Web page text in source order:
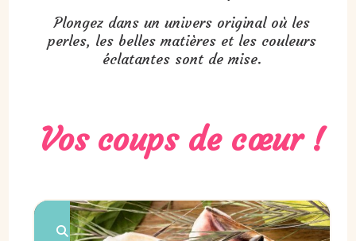
Plongez dans un univers original où les
perles, les belles matières et les couleurs
éclatantes sont de mise.
Vos coups de cœur !